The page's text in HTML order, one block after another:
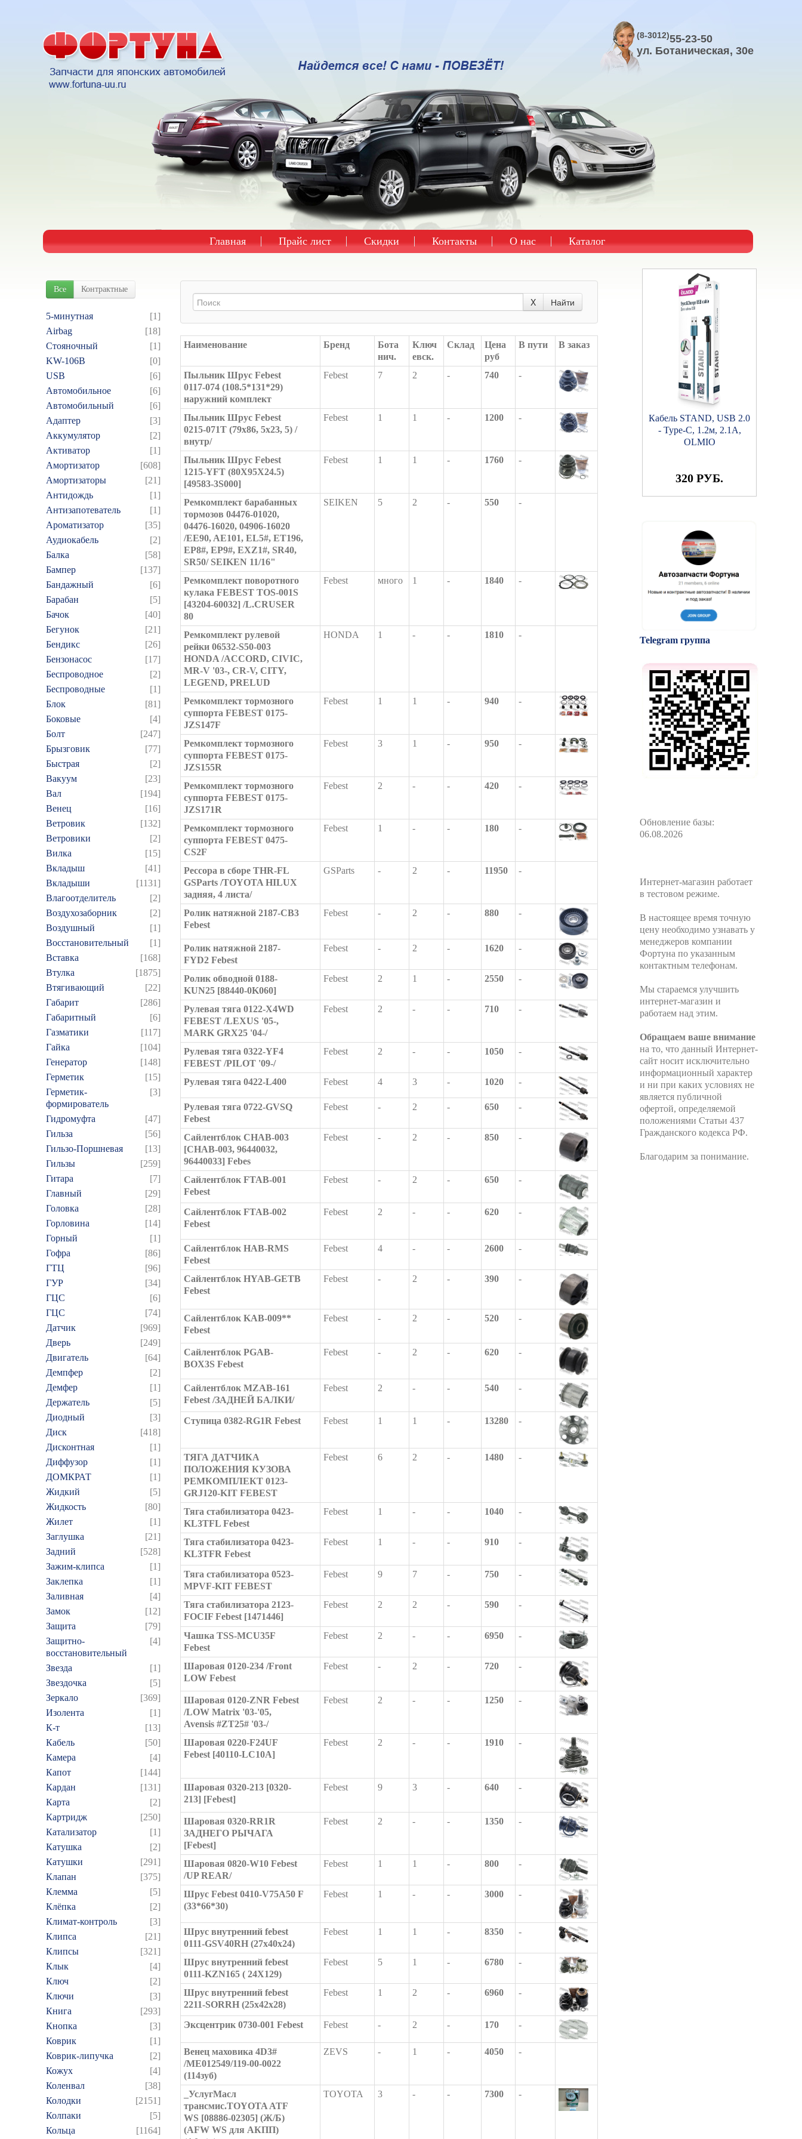
8(3012)55-23-50
ул. Ключевская, 144
Главная Прайс лист Скидки Контакты О нас Каталог
Все Контрактные
5-минутная
[1]
Airbag
[18]
Cтояночный
[1]
KW-106B
[0]
USB
[6]
Автомобильное
[6]
Автомобильный
[6]
Адаптер
[3]
Аккумулятор
[2]
Активатор
[1]
Амортизатор
[608]
Амортизаторы
[21]
Антидождь
[1]
Антизапотеватель
[1]
Ароматизатор
[35]
Аудиокабель
[2]
Балка
[58]
Бампер
[137]
Бандажный
[6]
Барабан
[5]
Бачок
[40]
Бегунок
[21]
Бендикс
[26]
Бензонасос
[17]
Беспроводное
[2]
Беспроводные
[1]
Блок
[81]
Боковые
[4]
Болт
[247]
Брызговик
[77]
Быстрая
[2]
Вакуум
[23]
Вал
[194]
Венец
[16]
Ветровик
[132]
Ветровики
[2]
Вилка
[15]
Вкладыш
[41]
Вкладыши
[1131]
Влагоотделитель
[2]
Воздухозаборник
[2]
Воздушный
[1]
Восстановительный
[1]
Вставка
[168]
Втулка
[1875]
Втягивающий
[22]
Габарит
[286]
Габаритный
[6]
Газматики
[117]
Гайка
[104]
Генератор
[148]
Герметик
[15]
Герметик-
формирователь
[3]
Гидромуфта
[47]
Гильза
[56]
Гильзо-Поршневая
[13]
Гильзы
[259]
Гитара
[7]
Главный
[29]
Головка
[28]
Горловина
[14]
Горный
[1]
Гофра
[86]
ГТЦ
[96]
ГУР
[34]
ГЦC
[6]
ГЦС
[74]
Датчик
[969]
Дверь
[249]
Двигатель
[64]
Демпфер
[2]
Демфер
[1]
Держатель
[5]
Диодный
[3]
Диск
[418]
Дисконтная
[1]
Диффузор
[1]
ДОМКРАТ
[1]
Жидкий
[5]
Жидкость
[80]
Жилет
[1]
Заглушка
[21]
Задний
[528]
Зажим-клипса
[1]
Заклепка
[1]
Заливная
[4]
Замок
[12]
Защита
[79]
Защитно-
восстановительный
[4]
Звезда
[1]
Звездочка
[5]
Зеркало
[369]
Изолента
[1]
К-т
[13]
Кабель
[50]
Камера
[4]
Капот
[144]
Кардан
[131]
Карта
[2]
Картридж
[250]
Катализатор
[1]
Катушка
[2]
Катушки
[291]
Клапан
[375]
Клемма
[5]
Клёпка
[2]
Климат-контроль
[3]
Клипса
[21]
Клипсы
[321]
Клык
[4]
Ключ
[2]
Ключи
[3]
Книга
[293]
Кнопка
[3]
Коврик
[1]
Коврик-липучка
[2]
Кожух
[4]
Коленвал
[38]
Колодки
[2151]
Колпаки
[5]
Кольца
[1164]
X Найти
Наименование Бренд
Бота
нич.
Ключ
евск.
Склад
Цена
руб
В пути В заказ
Пыльник Шрус Febest
0117-074 (108.5*131*29)
наружний комплект
Febest 7 2 - 740 -
Пыльник Шрус Febest
0215-071T (79x86, 5x23, 5) /
внутр/
Febest 1 1 - 1200 -
Пыльник Шрус Febest
1215-YFT (80X95X24.5)
[49583-3S000]
Febest 1 1 - 1760 -
Ремкомплект барабанных
тормозов 04476-01020,
04476-16020, 04906-16020
/EE90, AE101, EL5#, ET196,
EP8#, EP9#, EXZ1#, SR40,
SR50/ SEIKEN 11/16"
SEIKEN 5 2 - 550 -
Ремкомплект поворотного
кулака FEBEST TOS-001S
[43204-60032] /L.CRUSER
80
Febest много 1 - 1840 -
Ремкомплект рулевой
рейки 06532-S50-003
HONDA /ACCORD, CIVIC,
MR-V '03-, CR-V, CITY,
LEGEND, PRELUD
HONDA 1 - - 1810 -
Ремкомплект тормозного
суппорта FEBEST 0175-
JZS147F
Febest 1 1 - 940 -
Ремкомплект тормозного
суппорта FEBEST 0175-
JZS155R
Febest 3 1 - 950 -
Ремкомплект тормозного
суппорта FEBEST 0175-
JZS171R
Febest 2 - - 420 -
Ремкомплект тормозного
суппорта FEBEST 0475-
CS2F
Febest 1 - - 180 -
Рессора в сборе THR-FL
GSParts /TOYOTA HILUX
задняя, 4 листа/
GSParts - 2 - 11950 -
Ролик натяжной 2187-CB3
Febest
Febest - 2 - 880 -
Ролик натяжной 2187-
FYD2 Febest
Febest - 2 - 1620 -
Ролик обводной 0188-
KUN25 [88440-0K060]
Febest 2 1 - 2550 -
Рулевая тяга 0122-X4WD
FEBEST /LEXUS '05-,
MARK GRX25 '04-/
Febest 2 - - 710 -
Рулевая тяга 0322-YF4
FEBEST /PILOT '09-/
Febest 2 - - 1050 -
Рулевая тяга 0422-L400 Febest 4 3 - 1020 -
Рулевая тяга 0722-GVSQ
Febest
Febest - 2 - 650 -
Сайлентблок CHAB-003
[CHAB-003, 96440032,
96440033] Febes
Febest - 2 - 850 -
Сайлентблок FTAB-001
Febest
Febest - 2 - 650 -
Сайлентблок FTAB-002
Febest
Febest 2 - - 620 -
Сайлентблок HAB-RMS
Febest
Febest 4 - - 2600 -
Сайлентблок HYAB-GETB
Febest
Febest - 2 - 390 -
Сайлентблок KAB-009**
Febest
Febest - 2 - 520 -
Сайлентблок PGAB-
BOX3S Febest
Febest - 2 - 620 -
Сайлентблок MZAB-161
Febest /ЗАДНЕЙ БАЛКИ/
Febest 2 - - 540 -
Ступица 0382-RG1R Febest Febest 1 1 - 13280 -
ТЯГА ДАТЧИКА
ПОЛОЖЕНИЯ КУЗОВА
РЕМКОМПЛЕКТ 0123-
GRJ120-KIT FEBEST
Febest 6 2 - 1480 -
Тяга стабилизатора 0423-
KL3TFL Febest
Febest 1 - - 1040 -
Тяга стабилизатора 0423-
KL3TFR Febest
Febest 1 - - 910 -
Тяга стабилизатора 0523-
MPVF-KIT FEBEST
Febest 9 7 - 750 -
Тяга стабилизатора 2123-
FOCIF Febest [1471446]
Febest 2 2 - 590 -
Чашка TSS-MCU35F
Febest
Febest 2 - - 6950 -
Шаровая 0120-234 /Front
LOW Febest
Febest - 2 - 720 -
Шаровая 0120-ZNR Febest
/LOW Matrix '03-'05,
Avensis #ZT25# '03-/
Febest 2 - - 1250 -
Шаровая 0220-F24UF
Febest [40110-LC10A]
Febest 2 - - 1910 -
Шаровая 0320-213 [0320-
213] [Febest]
Febest 9 3 - 640 -
Шаровая 0320-RR1R
ЗАДНЕГО РЫЧАГА
[Febest]
Febest 2 - - 1350 -
Шаровая 0820-W10 Febest
/UP REAR/
Febest 1 1 - 800 -
Шрус Febest 0410-V75A50 F
(33*66*30)
Febest 1 - - 3000 -
Шрус внутренний febest
0111-GSV40RH (27x40x24)
Febest 1 1 - 8350 -
Шрус внутренний febest
0111-KZN165 ( 24X129)
Febest 5 1 - 6780 -
Шрус внутренний febest
2211-SORRH (25x42x28)
Febest 1 2 - 6960 -
Эксцентрик 0730-001 Febest Febest - 2 - 170 -
Венец маховика 4D3#
/ME012549/119-00-0022
(114зуб)
ZEVS - 1 - 4050 -
_УслугМасл
трансмис.TOYOTA ATF
WS [08886-02305] (Ж/Б)
(AFW WS для АКПП)
TOYOTA 3 - - 7300 -
Кабель STAND, USB 2.0
- microUSB, 1.2м, 2.1A,
OLMIO
320 РУБ.
Telegram группа
Обновление базы:
06.08.2026
Интернет-магазин работает
в тестовом режиме.
В настоящее время точную
цену необходимо узнавать у
менеджеров компании
Фортуна по указанным
контактным телефонам.
Мы стараемся улучшить
интернет-магазин и
работаем над этим.
Обращаем ваше внимание
на то, что данный Интернет-
сайт носит исключительно
информационный характер
и ни при каких условиях не
является публичной
офертой, определяемой
положениями Статьи 437
Гражданского кодекса РФ.
Благодарим за понимание.